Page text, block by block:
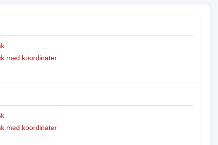
med koordinater
med koordinater